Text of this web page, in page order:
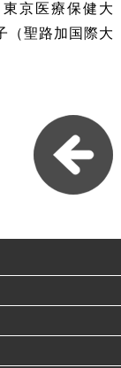
京医療保健大
（聖路加国際大